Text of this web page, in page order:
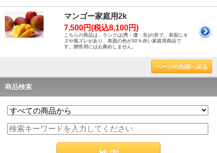
マンゴー家庭用2k
7,500円(税込8,100円)
こちらの商品は、ランクは(秀・優・良)の良で、表面にキ
ズや風ズレがあり、表面の色が30％赤い家庭用商品で
す。贈答用にはお薦めしません。
ページの先頭へ戻る
商品検索